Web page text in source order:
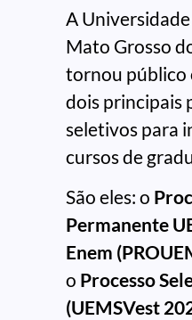
A
Mato Grosso
tornou público
dois principais
seletivos para
cursos de
São eles: o
Permanente
Enem
o Processo
(UEMSVest